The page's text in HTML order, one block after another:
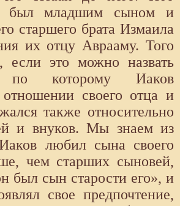
был младшим сыном и
старшего брата Измаила
их отцу Аврааму. Того
если это можно назвать
по которому Иаков
отношении своего отца и
также относительно
и внуков. Мы знаем из
любил сына своего
чем старших сыновей,
был сын старости его», и
свое предпочтение,